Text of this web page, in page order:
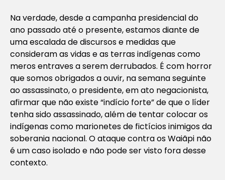
Na verdade, desde a campanha presidencial do
ano passado até o presente, estamos diante de
uma escalada de discursos e medidas que
consideram as vidas e as terras indígenas como
meros entraves a serem derrubados. É com horror
que somos obrigados a ouvir, na semana seguinte
ao assassinato, o presidente, em ato negacionista,
afirmar que não existe “indício forte” de que o líder
tenha sido assassinado, além de tentar colocar os
indígenas como marionetes de fictícios inimigos da
soberania nacional. O ataque contra os Waiãpi não
é um caso isolado e não pode ser visto fora desse
contexto.